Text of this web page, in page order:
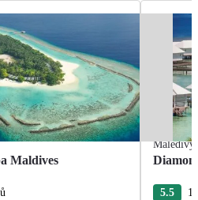
Maldives
Maledivy
5.5